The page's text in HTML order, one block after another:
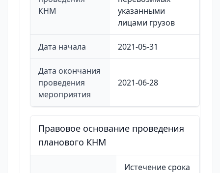
КНМ
указанными
лицами грузов
Дата начала 2021-05-31
Дата окончания
проведения
мероприятия
2021-06-28
Правовое основание проведения
планового КНМ
Истечение срока